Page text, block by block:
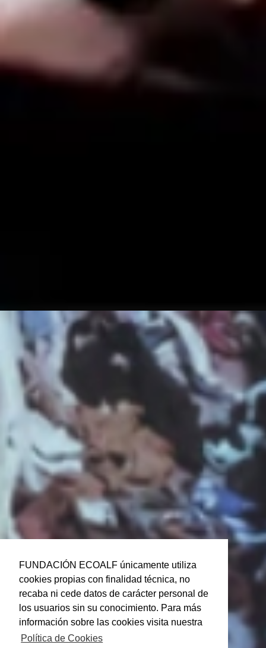
FUNDACIÓN ECOALF únicamente utiliza
cookies propias con finalidad técnica, no
recaba ni cede datos de carácter personal de
los usuarios sin su conocimiento. Para más
información sobre las cookies visita nuestra
Política de Cookies